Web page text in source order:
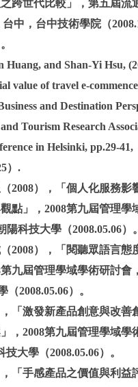
跨世代比較」，第五屆流
中，台中技術學院（
Huang, and Shan-Yi Hsu,
value of travel e-
and Destination
Tourism Research
in Helsinki, pp.29-41,
）.
2008），「個人化服務影
點」，2008第九屆管理學
陽科技大學（2008.05.06）
2008），「閱聽眾語言態
九屆管理學域學術研討會
2008.05.06）。
「激發新產品創意與改善
，2008第九屆管理學域學
大學（2008.05.06）。
「手感產品之價值與利益